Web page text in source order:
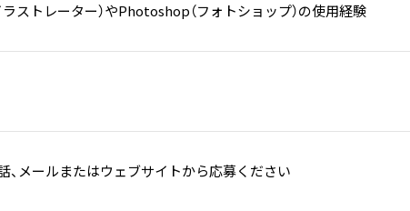
ストレーター）やPhotoshop（フォトショップ）の使用経験
、メールまたはウェブサイトから応募ください